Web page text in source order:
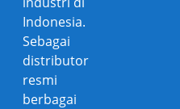
Indonesia.
Sebagai
distributor
resmi
berbagai